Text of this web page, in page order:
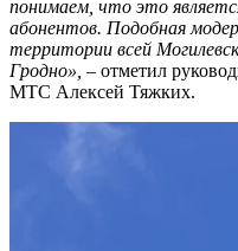
понимаем, что это
абонентов. Подобная
территории всей
Гродно», – отметил
МТС Алексей Тяжких.